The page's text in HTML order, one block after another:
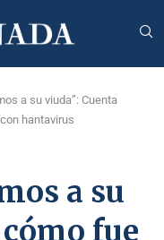
a su viuda”: Cuenta
hantavirus
a su
fue